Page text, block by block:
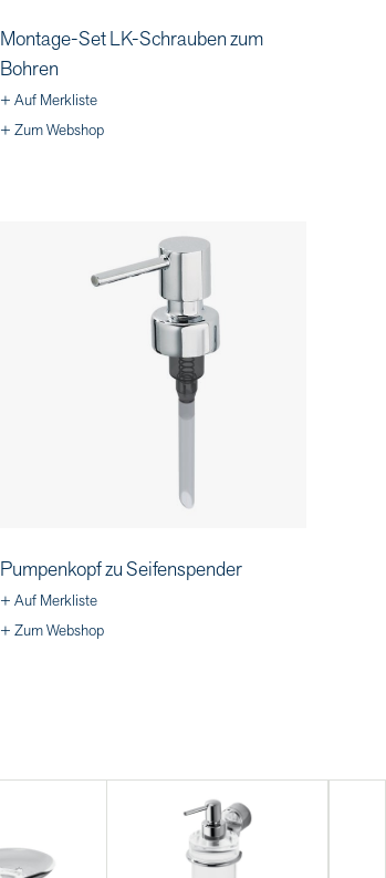
Montage-Set LK-Schrauben zum
Bohren
+ Auf Merkliste
+ Zum Webshop
Pumpenkopf zu Seifenspender
+ Auf Merkliste
+ Zum Webshop